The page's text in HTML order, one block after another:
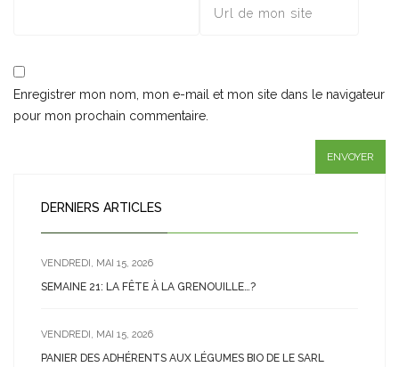
Enregistrer mon nom, mon e-mail et mon site dans le navigateur
pour mon prochain commentaire.
DERNIERS ARTICLES
VENDREDI, MAI 15, 2026
SEMAINE 21: LA FÊTE À LA GRENOUILLE…?
VENDREDI, MAI 15, 2026
PANIER DES ADHÉRENTS AUX LÉGUMES BIO DE LE SARL